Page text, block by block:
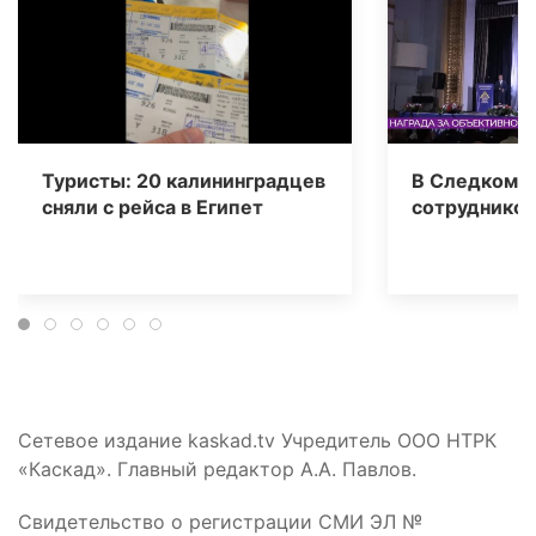
Туристы: 20 калининградцев
сняли с рейса в Египет
В Следкоме
Сетевое издание kaskad.tv Учредитель ООО НТРК
«Каскад». Главный редактор А.А. Павлов.
Свидетельство о регистрации СМИ ЭЛ №